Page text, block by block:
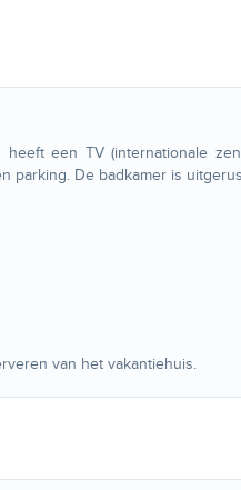
een TV (internationale
parking. De badkamer is
van het vakantiehuis.